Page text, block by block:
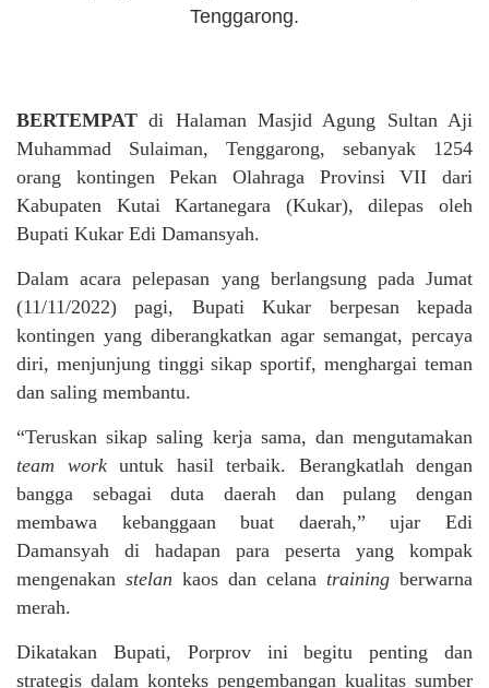
Tenggarong.
BERTEMPAT di Halaman Masjid Agung Sultan Aji
Muhammad Sulaiman, Tenggarong, sebanyak 1254
orang kontingen Pekan Olahraga Provinsi VII dari
Kabupaten Kutai Kartanegara (Kukar), dilepas oleh
Bupati Kukar Edi Damansyah.
Dalam acara pelepasan yang berlangsung pada Jumat
(11/11/2022) pagi, Bupati Kukar berpesan kepada
kontingen yang diberangkatkan agar semangat, percaya
diri, menjunjung tinggi sikap sportif, menghargai teman
dan saling membantu.
“Teruskan sikap saling kerja sama, dan mengutamakan
team workuntuk hasil terbaik. Berangkatlah dengan
bangga sebagai duta daerah dan pulang dengan
membawa kebanggaan buat daerah,” ujar Edi
Damansyah di hadapan para peserta yang kompak
mengenakan stelan kaos dan celana training berwarna
merah.
Dikatakan Bupati, Porprov ini begitu penting dan
strategis dalam konteks pengembangan kualitas sumber